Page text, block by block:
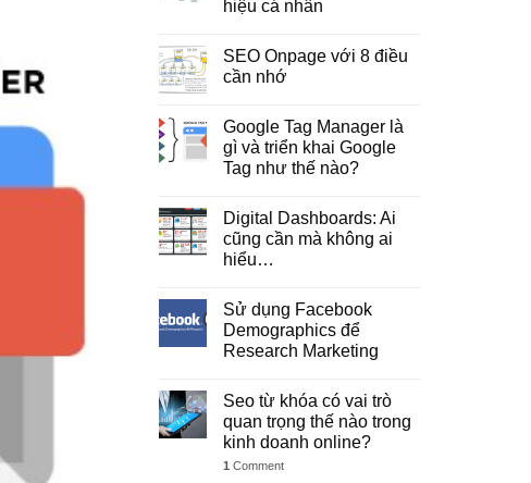
hiệu cá nhân
SEO Onpage với 8 điều
cần nhớ
Google Tag Manager là
gì và triển khai Google
Tag như thế nào?
Digital Dashboards: Ai
cũng cần mà không ai
hiểu…
Sử dụng Facebook
Demographics để
Research Marketing
Seo từ khóa có vai trò
quan trọng thế nào trong
kinh doanh online?
1 Comment